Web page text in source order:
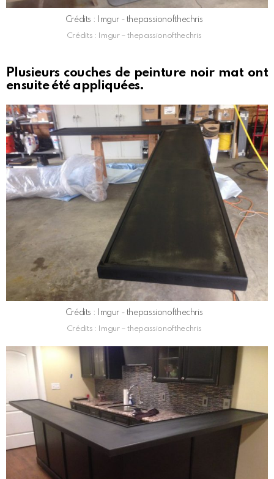
Crédits : Imgur - thepassionofthechris
Crédits : Imgur – thepassionofthechris
Plusieurs couches de peinture noir mat ont
ensuite été appliquées.
Crédits : Imgur - thepassionofthechris
Crédits : Imgur – thepassionofthechris